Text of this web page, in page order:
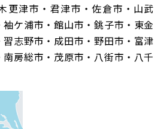
更津市・君津市・佐倉市・山武
ケ浦市・館山市・銚子市・東金
志野市・成田市・野田市・富津
房総市・茂原市・八街市・八千